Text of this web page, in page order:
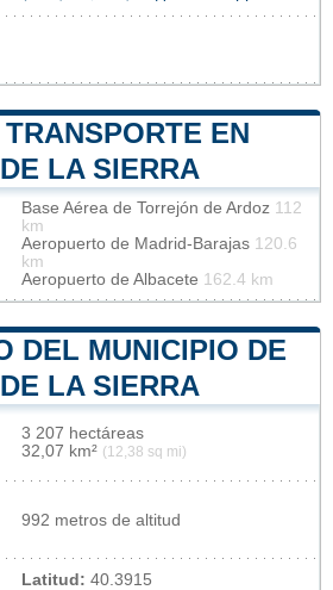
EN
LA SIERRA
Base Aérea de Torrejón de Ardoz 112
km
Aeropuerto de Madrid-Barajas 120.6
km
Aeropuerto de Albacete 162.4 km
DEL MUNICIPIO DE
LA SIERRA
3 207 hectáreas
32,07 km² (12,38 sq mi)
992 metros de altitud
Latitud: 40.3915